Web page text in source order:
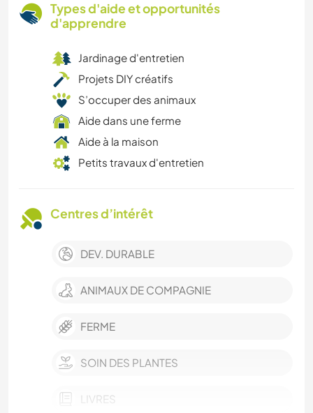
Types d'aide et opportunités
d'apprendre
Jardinage d'entretien
Projets DIY créatifs
S’occuper des animaux
Aide dans une ferme
Aide à la maison
Petits travaux d'entretien
Centres d’intérêt
DEV. DURABLE
ANIMAUX DE COMPAGNIE
FERME
SOIN DES PLANTES
LIVRES